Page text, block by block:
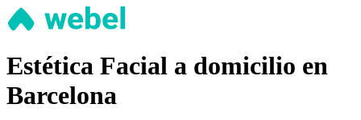
Estética Facial a domicilio en
Barcelona